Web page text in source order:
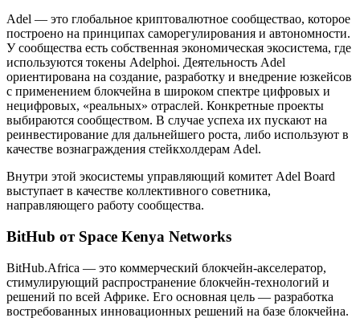
Adel — это глобальное криптовалютное сообществао, которое
построено на принципах саморегулирования и автономности.
У сообщества есть собственная экономическая экосистема, где
используются токены Adelphoi. Деятельность Adel
ориентирована на создание, разработку и внедрение юзкейсов
с применением блокчейна в широком спектре цифровых и
нецифровых, «реальных» отраслей. Конкретные проекты
выбираются сообществом. В случае успеха их пускают на
реинвестирование для дальнейшего роста, либо используют в
качестве вознаграждения стейкхолдерам Adel.
Внутри этой экосистемы управляющий комитет Adel Board
выступает в качестве коллективного советника,
направляющего работу сообщества.
BitHub от Space Kenya Networks
BitHub.Africa — это коммерческий блокчейн-акселератор,
стимулирующий распространение блокчейн-технологий и
решений по всей Африке. Его основная цель — разработка
востребованных инновационных решений на базе блокчейна.